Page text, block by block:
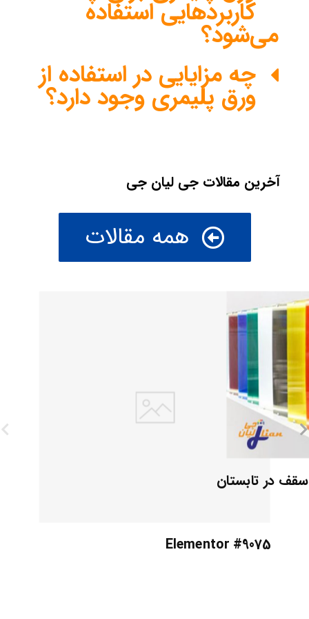
کاربردهایی استفاده
می‌شود؟
چه مزایایی در استفاده از
ورق پلیمری وجود دارد؟
آخرین مقالات جی لیان جی
همه مقالات
Elementor #9075
سقف در تابستان